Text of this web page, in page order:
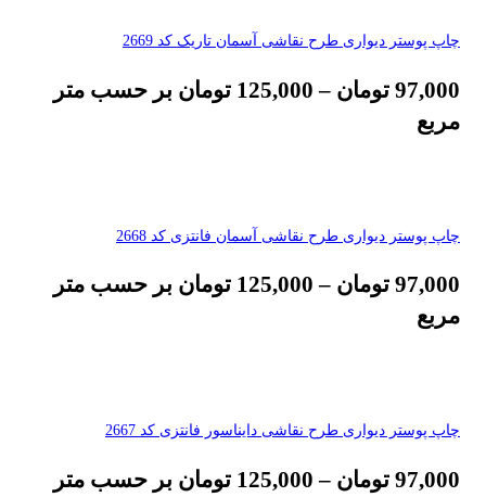
چاپ پوستر دیواری طرح نقاشی آسمان تاریک کد 2669
97,000 تومان –
125,000 تومان بر حسب متر
مربع
چاپ پوستر دیواری طرح نقاشی آسمان فانتزی کد 2668
97,000 تومان –
125,000 تومان بر حسب متر
مربع
چاپ پوستر دیواری طرح نقاشی دایناسور فانتزی کد 2667
97,000 تومان –
125,000 تومان بر حسب متر